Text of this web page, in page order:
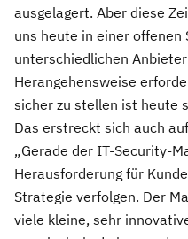
ausgelagert. Aber diese
uns heute in einer
unterschiedlichen
Herangehensweise
sicher zu stellen ist heute
Das erstreckt sich auch
„Gerade der IT-Security-
Herausforderung für
Strategie verfolgen. Der
viele kleine, sehr